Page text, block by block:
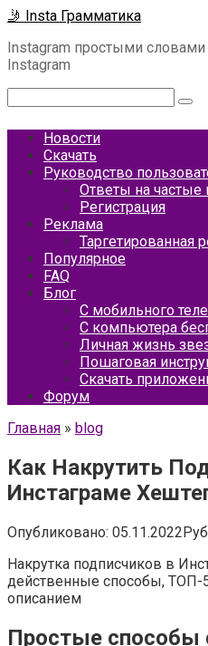
Перейти
контенту
🤳 Insta Грамматика
Instagram простыми
Instagram
Новости
Скачать
Руководство
Ответы на частые
Регистрация
Реклама
Таргетированная
Популярное
FAQ
Блог
С мобильного
С компьютера
Личная жизнь
Пошаговая
Скачать
Форум
Главная » blog
Как Накрутить
Инстаграме
Опубликовано: 05.11.2022
Накрутка подписчиков в
действенные способы, ТОП-
описанием
Простые способы